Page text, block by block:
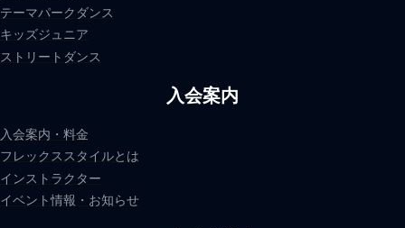
テーマパークダンス
キッズジュニア
ストリートダンス
入会案内
入会案内・料金
フレックススタイルとは
インストラクター
イベント情報・お知らせ